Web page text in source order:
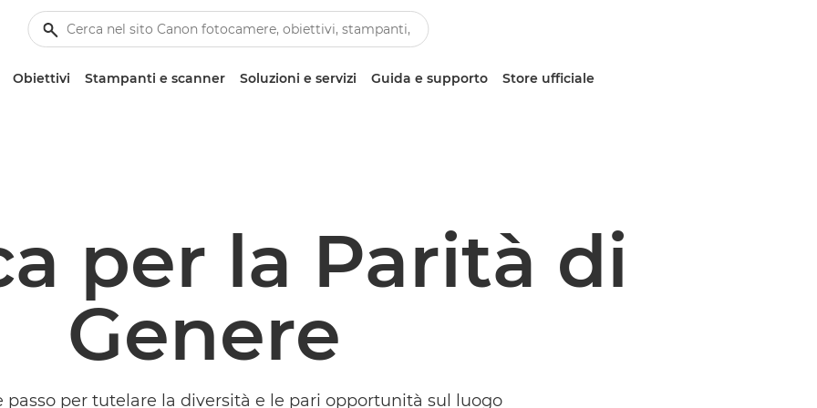
Obiettivi Stampanti e scanner Soluzioni e servizi Guida e supporto Store ufficiale
per la Parità di
Genere
passo per tutelare la diversità e le pari opportunità sul luogo